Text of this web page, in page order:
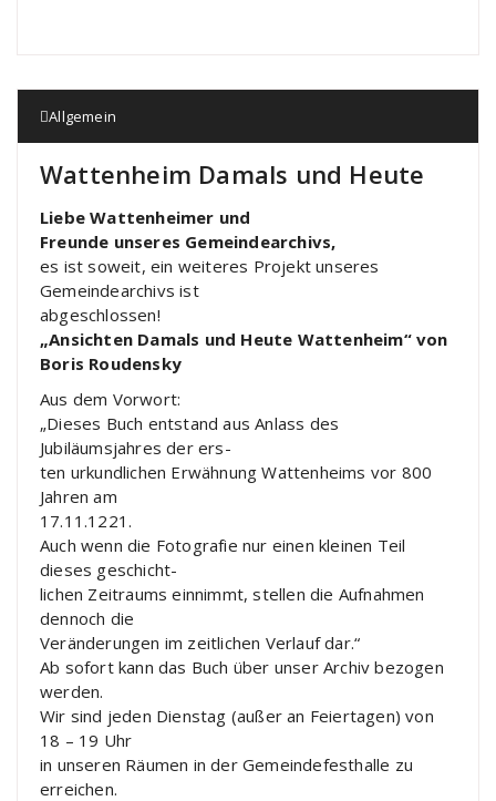
Allgemein
Wattenheim Damals und Heute
Liebe Wattenheimer und
Freunde unseres Gemeindearchivs,
es ist soweit, ein weiteres Projekt unseres
Gemeindearchivs ist
abgeschlossen!
„Ansichten Damals und Heute Wattenheim“ von
Boris Roudensky
Aus dem Vorwort:
„Dieses Buch entstand aus Anlass des
Jubiläumsjahres der ers-
ten urkundlichen Erwähnung Wattenheims vor 800
Jahren am
17.11.1221.
Auch wenn die Fotografie nur einen kleinen Teil
dieses geschicht-
lichen Zeitraums einnimmt, stellen die Aufnahmen
dennoch die
Veränderungen im zeitlichen Verlauf dar.“
Ab sofort kann das Buch über unser Archiv bezogen
werden.
Wir sind jeden Dienstag (außer an Feiertagen) von
18 – 19 Uhr
in unseren Räumen in der Gemeindefesthalle zu
erreichen.